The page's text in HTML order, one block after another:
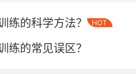
现，持续8周的情景角色
活场景用语的听力理解
。 二、情景沉浸式互
维 真实语境的营造是提
练的科学方法？ HOT
练的常见误区？